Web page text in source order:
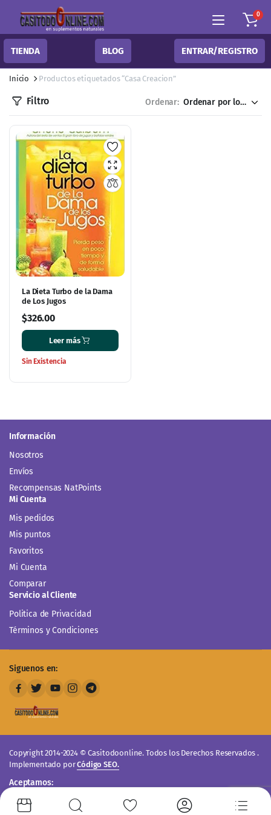
0
TIENDA BLOG ENTRAR/REGISTRO
Inicio Productos etiquetados “Casa Creacion”
Filtro Ordenar:
La Dieta Turbo de la Dama
de Los Jugos
$326.00
Leer más
Sin Existencia
Información
Nosotros
Envíos
Recompensas NatPoints
Mi Cuenta
Mis pedidos
Mis puntos
Favoritos
Mi Cuenta
Comparar
Servicio al Cliente
Politica de Privacidad
Términos y Condiciones
Siguenos en:
Copyright 2014-2024 © Casitodoonline. Todos los Derechos Reservados .
Implementado porCódigo SEO.
Aceptamos: